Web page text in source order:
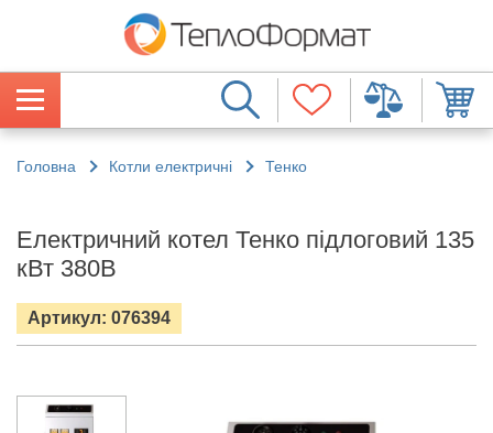
Головна Котли електричні Тенко
Електричний котел Тенко підлоговий 135
кВт 380В
Артикул: 076394